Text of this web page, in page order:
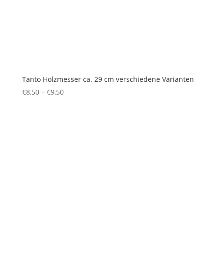
Tanto Holzmesser ca. 29 cm verschiedene Varianten
€8,50 – €9,50Preisspanne: